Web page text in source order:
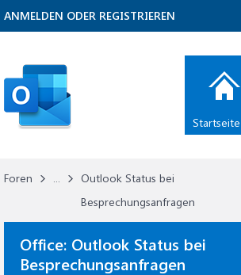
Foren ...
Outlook Status bei
Besprechungsanfragen
Office: Outlook Status bei
Besprechungsanfragen
ANMELDEN ODER REGISTRIEREN
Startseite